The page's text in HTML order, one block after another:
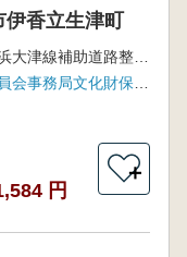
香立生津町
県道伊香立浜大津線補助道路整備事業に伴う発掘調査報告書
円
＋